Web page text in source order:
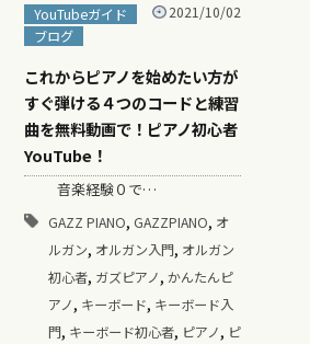
YouTubeガイド
ブログ
2021/10/02
これからピアノを始めたい方が
すぐ弾ける４つのコードと練習
曲を無料動画で！ピアノ初心者
YouTube！
音楽経験０で…
GAZZ PIANO, GAZZPIANO, オ
ルガン, オルガン入門, オルガン
初心者, ガズピアノ, かんたんピ
アノ, キーボード, キーボード入
門, キーボード初心者, ピアノ, ピ